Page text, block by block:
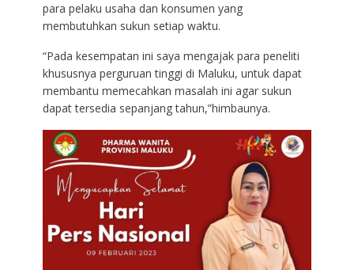
para pelaku usaha dan konsumen yang
membutuhkan sukun setiap waktu.
“Pada kesempatan ini saya mengajak para peneliti
khususnya perguruan tinggi di Maluku, untuk dapat
membantu memecahkan masalah ini agar sukun
dapat tersedia sepanjang tahun,”himbaunya.